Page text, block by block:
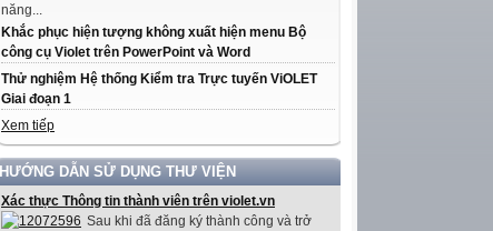
năng...
Khắc phục hiện tượng không xuất hiện menu Bộ
công cụ Violet trên PowerPoint và Word
Thử nghiệm Hệ thống Kiểm tra Trực tuyến ViOLET
Giai đoạn 1
Xem tiếp
HƯỚNG DẪN SỬ DỤNG THƯ VIỆN
Xác thực Thông tin thành viên trên violet.vn
Sau khi đã đăng ký thành công và trở